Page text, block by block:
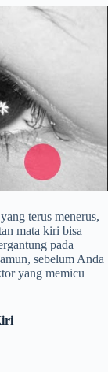
terus menerus,
mata kiri bisa
pada
sebelum Anda
yang memicu